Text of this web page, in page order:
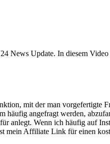
News Update. In diesem
mit der man vorgefertigte
angefragt werden,
anlegt. Wenn ich häufig auf
mein Affiliate Link für einen